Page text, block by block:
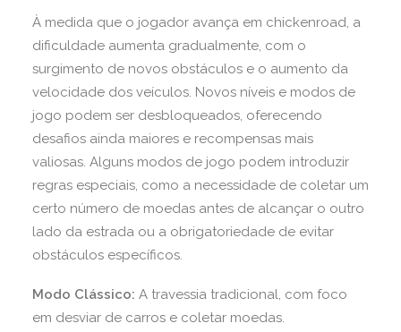
À medida que o jogador avança em chickenroad, a
dificuldade aumenta gradualmente, com o
surgimento de novos obstáculos e o aumento da
velocidade dos veículos. Novos níveis e modos de
jogo podem ser desbloqueados, oferecendo
desafios ainda maiores e recompensas mais
valiosas. Alguns modos de jogo podem introduzir
regras especiais, como a necessidade de coletar um
certo número de moedas antes de alcançar o outro
lado da estrada ou a obrigatoriedade de evitar
obstáculos específicos.
Modo Clássico: A travessia tradicional, com foco
em desviar de carros e coletar moedas.